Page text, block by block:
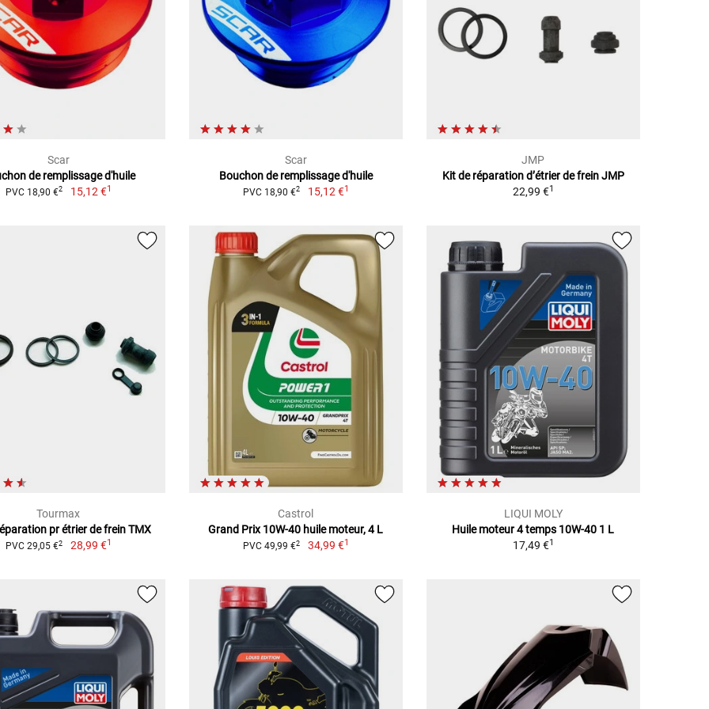
Scar
de remplissage d'huile
PVC 18,90 €2 15,12 €1
Scar
Bouchon de remplissage d'huile
PVC 18,90 €2 15,12 €1
JMP
Kit de réparation d’étrier de frein JMP
22,99 €1
Tourmax
pr étrier de frein TMX
PVC 29,05 €2 28,99 €1
Castrol
Grand Prix 10W-40 huile moteur, 4 L
PVC 49,99 €2 34,99 €1
LIQUI MOLY
Huile moteur 4 temps 10W-40 1 L
17,49 €1